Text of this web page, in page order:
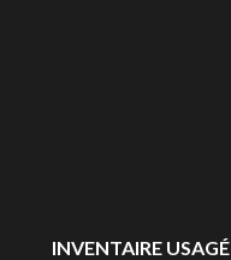
INVENTAIRE USAGÉ